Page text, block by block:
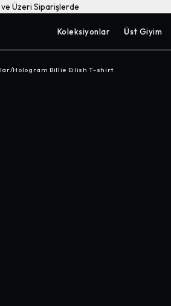
Üzeri Siparişlerde
Koleksiyonlar Üst Giyim
/Hologram Billie Eilish T-shirt